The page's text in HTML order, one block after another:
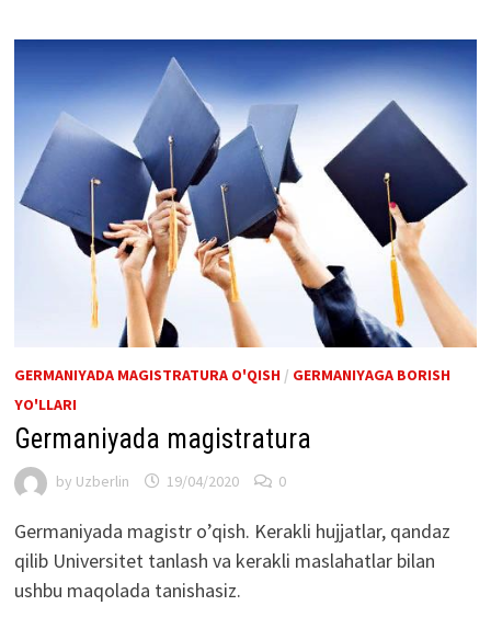
GERMANIYADA MAGISTRATURA O'QISH / GERMANIYAGA BORISH
YO'LLARI
Germaniyada magistratura
by Uzberlin 19/04/2020 0
Germaniyada magistr o’qish. Kerakli hujjatlar, qandaz
qilib Universitet tanlash va kerakli maslahatlar bilan
ushbu maqolada tanishasiz.